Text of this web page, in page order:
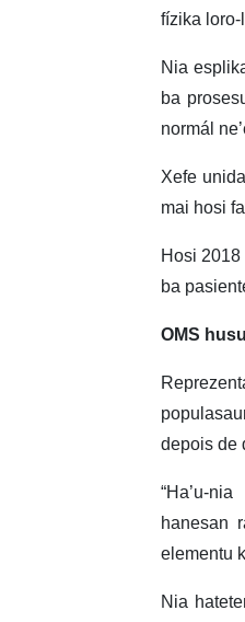
fízika loro-
Nia
ba
normál
Xefe
mai hosi
Hosi
ba
OMS
depois de
“Ha’u-
hanesan
elementu
Nia